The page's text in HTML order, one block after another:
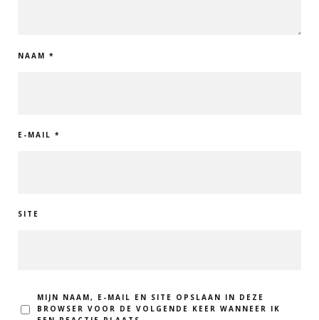
NAAM *
E-MAIL *
SITE
MIJN NAAM, E-MAIL EN SITE OPSLAAN IN DEZE
BROWSER VOOR DE VOLGENDE KEER WANNEER IK